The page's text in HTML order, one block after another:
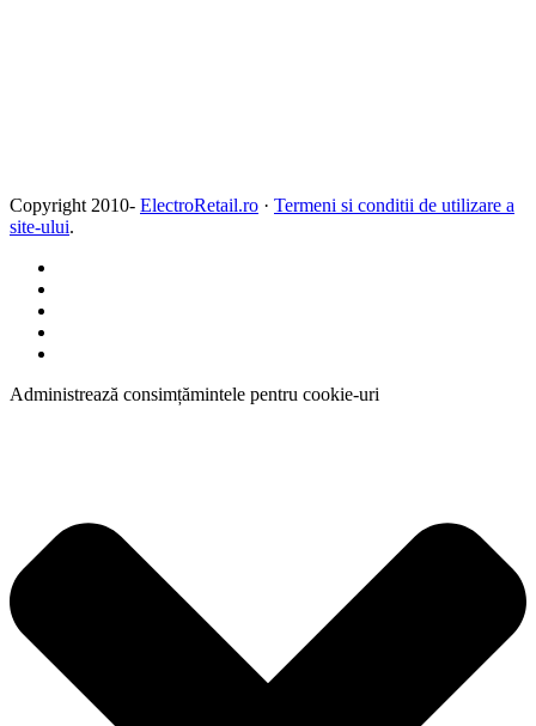
Copyright 2010- ElectroRetail.ro · Termeni si conditii de utilizare a
site-ului.
Administrează consimțămintele pentru cookie-uri